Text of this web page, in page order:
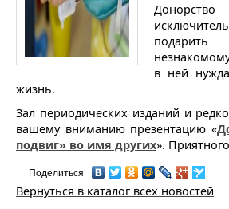
в ней
жизнь.
Зал периодических изданий и
вашему вниманию презентацию «
подвиг» во имя других».
Поделиться
Вернуться в каталог всех новостей